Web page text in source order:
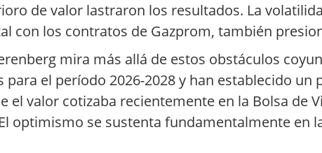
de valor lastraron los resultados. La
con los contratos de Gazprom, también
mira más allá de estos obstáculos
el período 2026-2028 y han establecido un
el valor cotizaba recientemente en la Bolsa de
optimismo se sustenta fundamentalmente en